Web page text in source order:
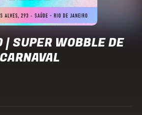
| SUPER WOBBLE DE
CARNAVAL